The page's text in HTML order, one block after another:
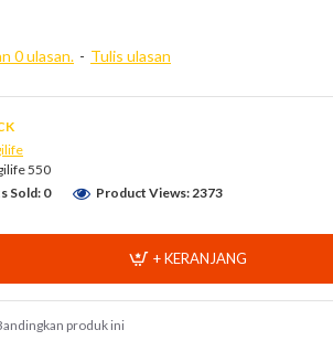
0 ulasan. - Tulis ulasan
550
Sold: 0
Product Views: 2373
+ KERANJANG
produk ini